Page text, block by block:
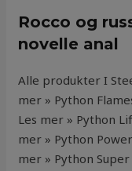
Rocco og
novelle anal
Alle produkter I
mer » Python
Les mer » Python
mer » Python
mer » Python Super